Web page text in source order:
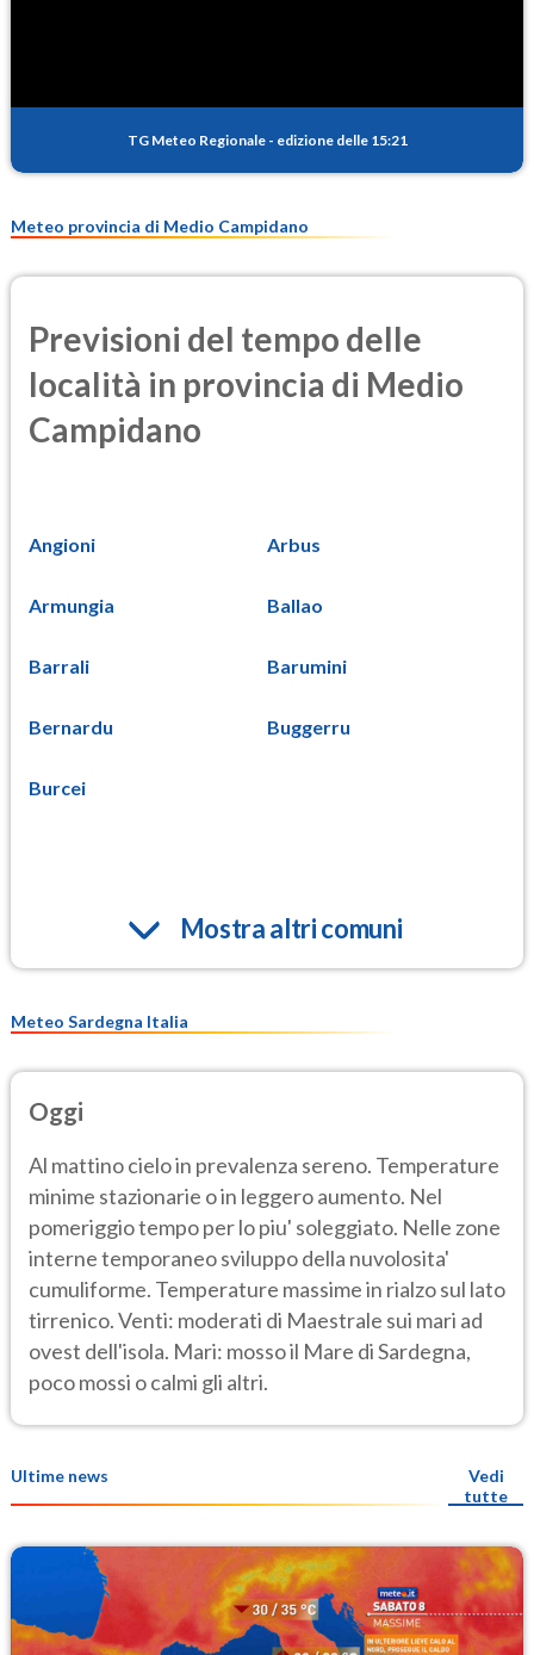
TG Meteo Regionale - edizione delle 15:21
Meteo provincia di Medio Campidano
Previsioni del tempo delle
località in provincia di Medio
Campidano
Angioni Arbus
Armungia Ballao
Barrali Barumini
Bernardu Buggerru
Burcei
Mostra altri comuni
Meteo Sardegna Italia
Oggi
Al mattino cielo in prevalenza sereno. Temperature
minime stazionarie o in leggero aumento. Nel
pomeriggio tempo per lo piu' soleggiato. Nelle zone
interne temporaneo sviluppo della nuvolosita'
cumuliforme. Temperature massime in rialzo sul lato
tirrenico. Venti: moderati di Maestrale sui mari ad
ovest dell'isola. Mari: mosso il Mare di Sardegna,
poco mossi o calmi gli altri.
Ultime news
Vedi
tutte